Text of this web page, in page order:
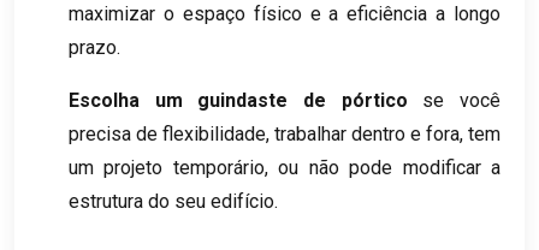
maximizar o espaço físico e a eficiência a longo
prazo.
Escolha um guindaste de pórtico se você
precisa de flexibilidade, trabalhar dentro e fora, tem
um projeto temporário, ou não pode modificar a
estrutura do seu edifício.